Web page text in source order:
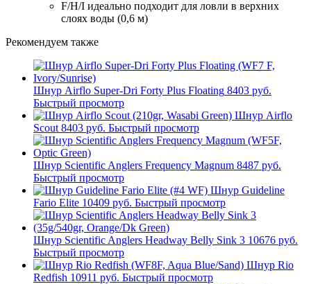
F/H/I идеально подходит для ловли в верхних
слоях воды (0,6 м)
Рекомендуем также
Шнур Airflo Super-Dri Forty Plus Floating 8403 руб.
Быстрый просмотр
Шнур Airflo
Scout 8403 руб. Быстрый просмотр
Шнур Scientific Anglers Frequency Magnum 8487 руб.
Быстрый просмотр
Шнур Guideline
Fario Elite 10409 руб. Быстрый просмотр
Шнур Scientific Anglers Headway Belly Sink 3 10676 руб.
Быстрый просмотр
Шнур Rio
Redfish 10911 руб. Быстрый просмотр